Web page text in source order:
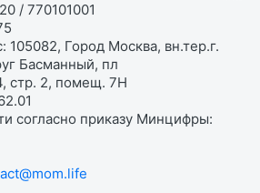
/ 770101001
Город Москва, вн.тер.г.
Басманный, пл
стр. 2, помещ. 7Н
согласно приказу Минцифры: